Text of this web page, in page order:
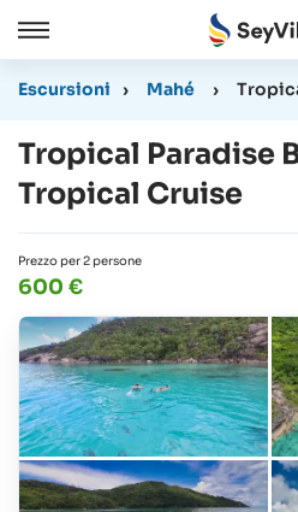
Chiudere
Escursioni › Mahé ›
Tropical Paradise
Tropical Cruise
Prezzo per 2 persone
600 €